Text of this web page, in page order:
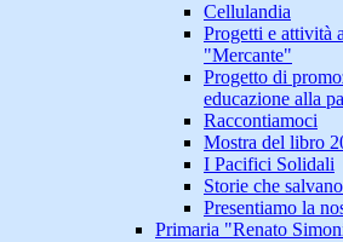
Cellulandia
Progetti e attività
"Mercante"
Progetto di
educazione alla
Raccontiamoci
Mostra del libro
I Pacifici Solidali
Storie che
Presentiamo la
Primaria "Renato